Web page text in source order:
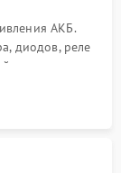
АКБ.
диодов, реле
поиск вздутых
плате.